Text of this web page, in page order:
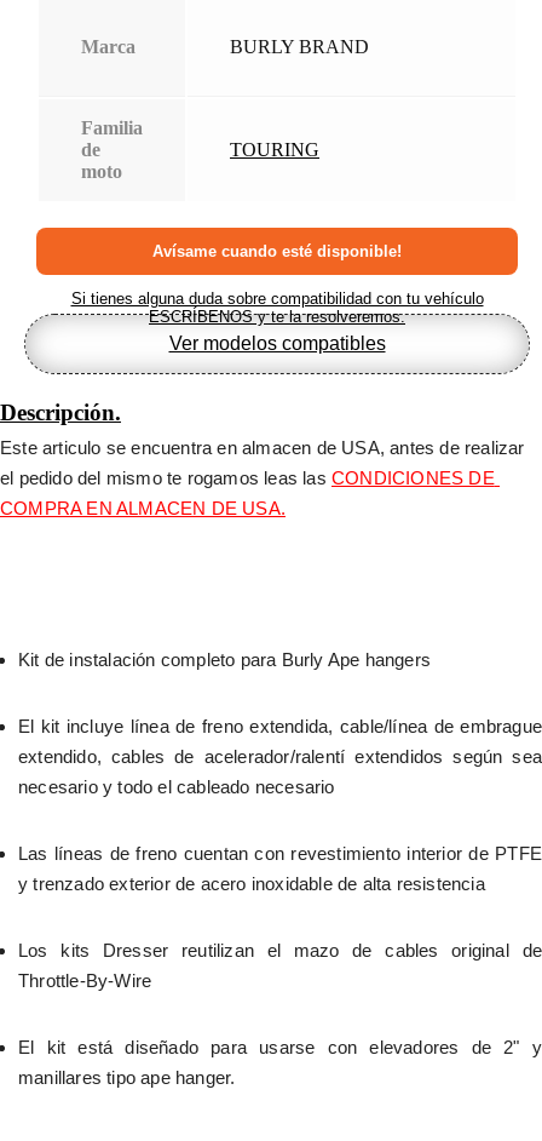
Marca BURLY BRAND
Familia
de
moto
TOURING
Si tienes alguna duda sobre compatibilidad con tu vehículo
ESCRÍBENOS y te la resolveremos.
Ver modelos compatibles
Descripción.
Este articulo se encuentra en almacen de USA, antes de realizar
el pedido del mismo te rogamos leas las CONDICIONES DE
COMPRA EN ALMACEN DE USA.
Kit de instalación completo para Burly Ape hangers
El kit incluye línea de freno extendida, cable/línea de embrague
extendido, cables de acelerador/ralentí extendidos según sea
necesario y todo el cableado necesario
Las líneas de freno cuentan con revestimiento interior de PTFE
y trenzado exterior de acero inoxidable de alta resistencia
Los kits Dresser reutilizan el mazo de cables original de
Throttle-By-Wire
El kit está diseñado para usarse con elevadores de 2" y
manillares tipo ape hanger.